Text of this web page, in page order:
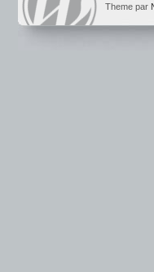
Theme par